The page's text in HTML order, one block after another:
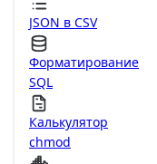
JSON в CSV
Форматирование
SQL
Калькулятор
chmod